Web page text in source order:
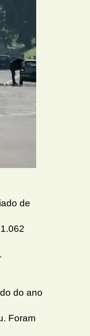
de
do ano
Foram